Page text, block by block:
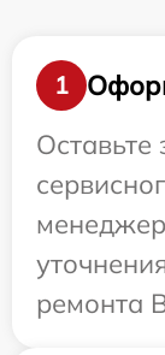
1
Оставьте
ремонта